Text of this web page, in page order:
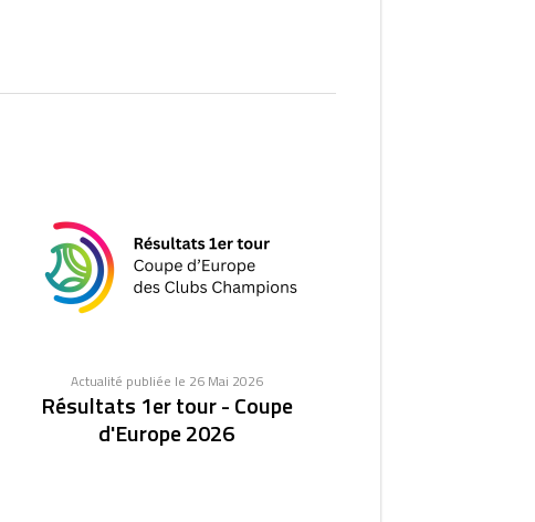
Actualité publiée le 26 Mai 2026
Résultats 1er tour - Coupe
d'Europe 2026